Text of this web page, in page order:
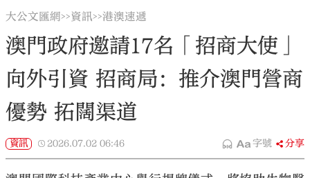
大公文匯網>>資訊>>港澳速遞
澳門政府邀請17名「招商大使」
向外引資 招商局：推介澳門營商
優勢 拓闊渠道
資訊 2026.07.02 06:46 字號 分享